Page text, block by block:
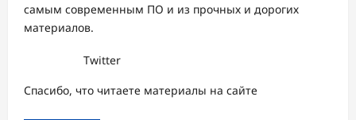
самым современным ПО и из прочных и дорогих
материалов.
Twitter
Спасибо, что читаете материалы на сайте